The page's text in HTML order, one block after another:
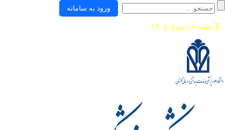
ورود به سامانه
🗓️شنبه ۱۷ مرداد ۱۴۰۵